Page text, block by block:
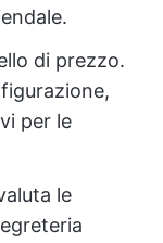
di prezzo.
per le
le